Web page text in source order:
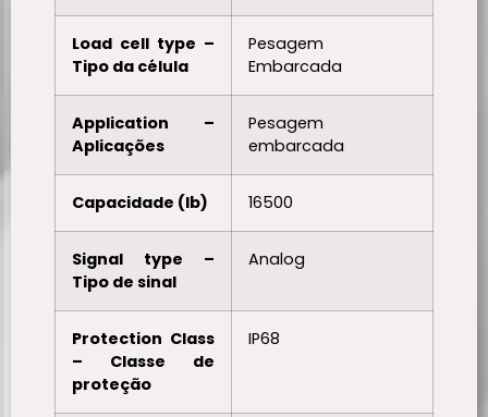
Load cell type –
Tipo da célula
Pesagem
Embarcada
Application –
Aplicações
Pesagem
embarcada
Capacidade (lb) 16500
Signal type –
Tipo de sinal
Analog
Protection Class
– Classe de
proteção
IP68